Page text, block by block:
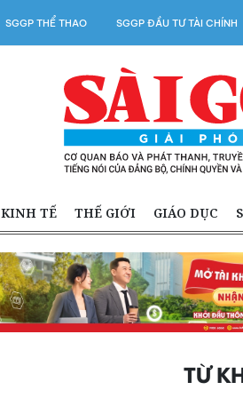
SGGP THỂ THAO SGGP ĐẦU TƯ TÀI CHÍNH
KINH TẾ THẾ GIỚI GIÁO DỤC
TỪ